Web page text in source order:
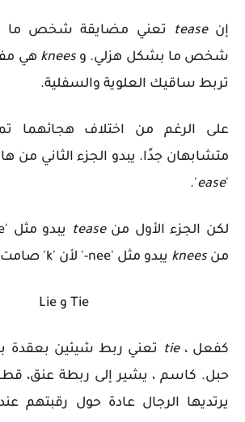
إنtease تعني مضايقة شخص ما
شخص ما بشكل هزلي. وknees هي
تربط ساقيك العلوية والسفلية.
على الرغم من اختلاف هجائهما
متشابهان جدًا. يبدو الجزء الثاني من
'
ease
'.
لكن الجزء الأول منtease
من knees يبدو مثل 'nee-' لأن 'k' صامت.
Tie و Lie
كفعل ،tie
تعني ربط شيئين بعقدة
حبل. كاسم ، يشير إلى ربطة عنق،
يرتديها الرجال عادة حول رقبتهم